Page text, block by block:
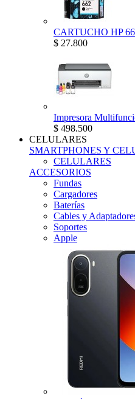
CARTUCHO HP
$ 27.800
Impresora
$ 498.500
CELULARES
SMARTPHONES Y
CELULARES
ACCESORIOS
Fundas
Cargadores
Baterías
Cables y
Soportes
Apple